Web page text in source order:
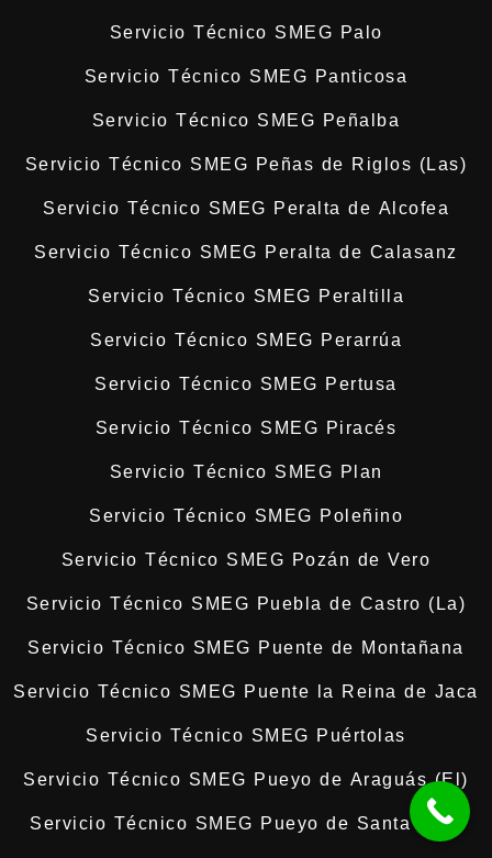
Servicio Técnico SMEG Palo
Servicio Técnico SMEG Panticosa
Servicio Técnico SMEG Peñalba
Servicio Técnico SMEG Peñas de Riglos (Las)
Servicio Técnico SMEG Peralta de Alcofea
Servicio Técnico SMEG Peralta de Calasanz
Servicio Técnico SMEG Peraltilla
Servicio Técnico SMEG Perarrúa
Servicio Técnico SMEG Pertusa
Servicio Técnico SMEG Piracés
Servicio Técnico SMEG Plan
Servicio Técnico SMEG Poleñino
Servicio Técnico SMEG Pozán de Vero
Servicio Técnico SMEG Puebla de Castro (La)
Servicio Técnico SMEG Puente de Montañana
Servicio Técnico SMEG Puente la Reina de Jaca
Servicio Técnico SMEG Puértolas
Servicio Técnico SMEG Pueyo de Araguás (El)
Servicio Técnico SMEG Pueyo de Santa Cruz